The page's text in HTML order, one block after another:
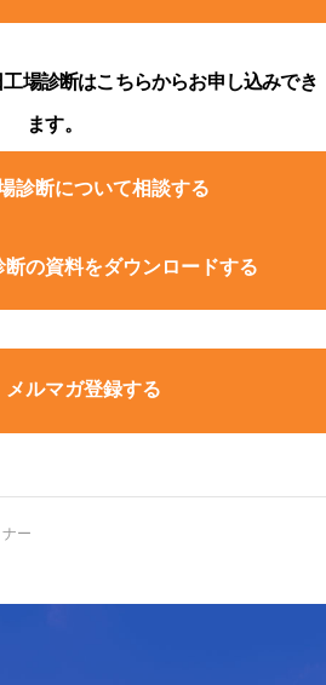
場診断はこちらからお申し込みでき
ます。
診断について相談する
断の資料をダウンロードする
メルマガ登録する
ー